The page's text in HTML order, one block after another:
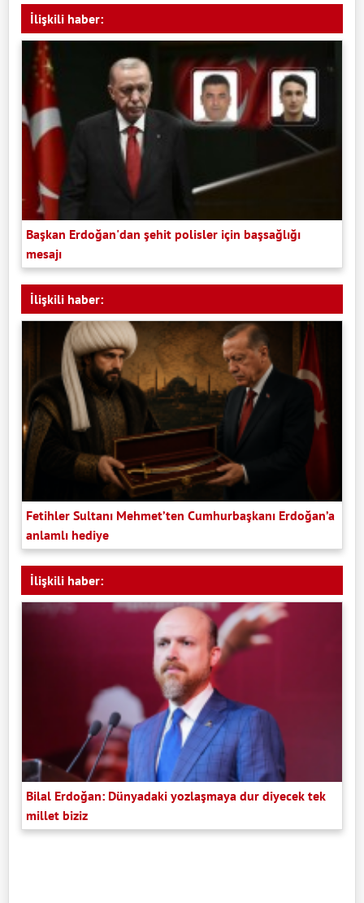
İlişkili haber:
Başkan Erdoğan'dan şehit polisler için başsağlığı
mesajı
İlişkili haber:
Fetihler Sultanı Mehmet’ten Cumhurbaşkanı Erdoğan’a
anlamlı hediye
İlişkili haber:
Bilal Erdoğan: Dünyadaki yozlaşmaya dur diyecek tek
millet biziz